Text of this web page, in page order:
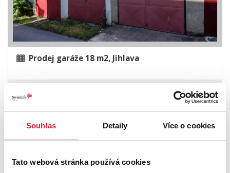
Souhlas Detaily Více o cookies
Tato webová stránka používá cookies
Prodej garáže 18 m2, Jihlava
699 000 Kč